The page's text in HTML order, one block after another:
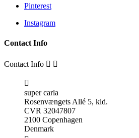
Pinterest
Instagram
Contact Info
Contact Info  

super carla
Rosenvængets Allé 5, kld.
CVR 32047807
2100 Copenhagen
Denmark